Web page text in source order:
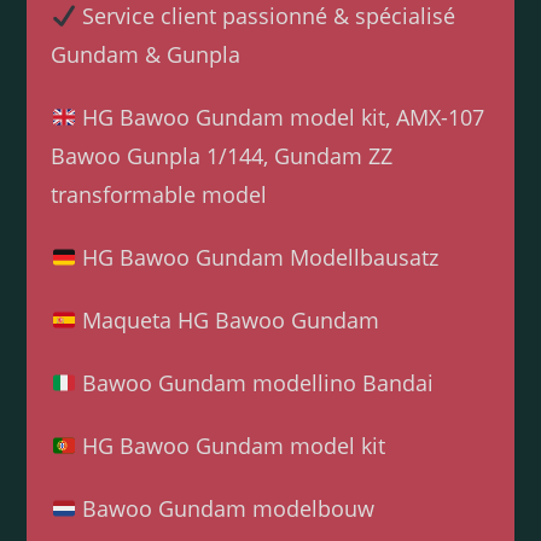
Service client passionné & spécialisé
Gundam & Gunpla
HG Bawoo Gundam model kit, AMX-107
Bawoo Gunpla 1/144, Gundam ZZ
transformable model
HG Bawoo Gundam Modellbausatz
Maqueta HG Bawoo Gundam
Bawoo Gundam modellino Bandai
HG Bawoo Gundam model kit
Bawoo Gundam modelbouw